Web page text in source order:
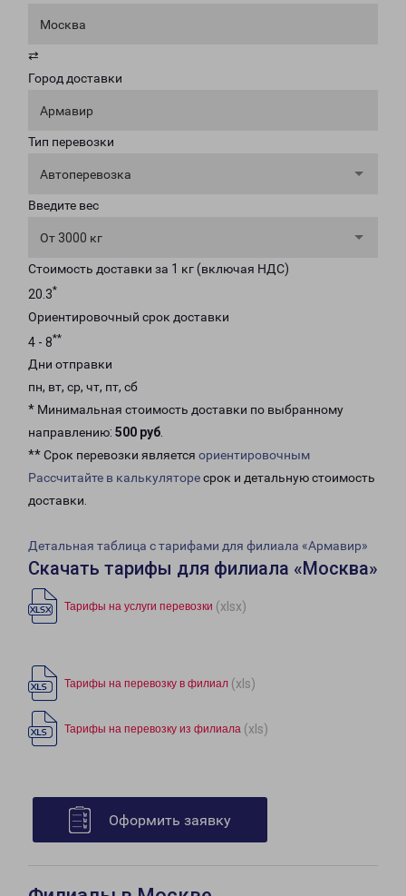
Москва
⇄
Город доставки
Армавир
Тип перевозки
Автоперевозка
Введите вес
От 3000 кг
Стоимость доставки за 1 кг (включая НДС)
20.3*
Ориентировочный срок доставки
4 - 8**
Дни отправки
пн, вт, ср, чт, пт, сб
* Минимальная стоимость доставки по выбранному
направлению: 500 руб.
** Срок перевозки является ориентировочным
Рассчитайте в калькуляторесрок и детальную стоимость
доставки.
Детальная таблица с тарифами для филиала «Армавир»
Скачать тарифы для филиала «Москва»
Тарифы на услуги перевозки (xlsx)
Тарифы на перевозку в филиал (xls)
Тарифы на перевозку из филиала (xls)
Оформить заявку